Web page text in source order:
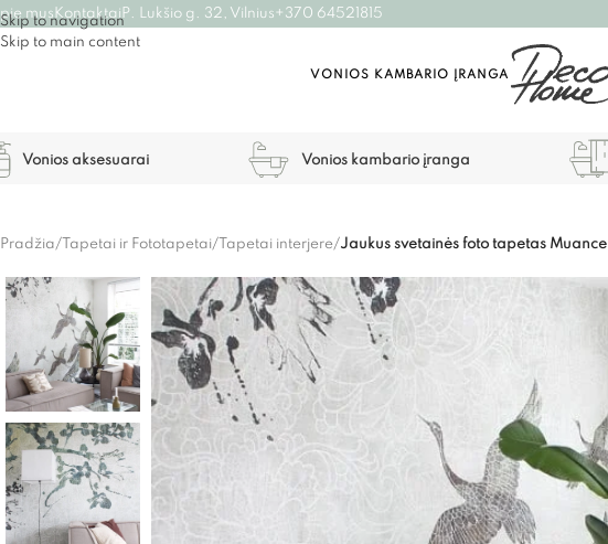
Skip to navigation
Skip to main content
mus Kontaktai P. Lukšio g. 32, Vilnius +370 64521815
VONIOS KAMBARIO ĮRANGA
Vonios aksesuarai Vonios kambario įranga
Pradžia/ Tapetai ir Fototapetai/ Tapetai interjere/Jaukus svetainės foto tapetas Muance